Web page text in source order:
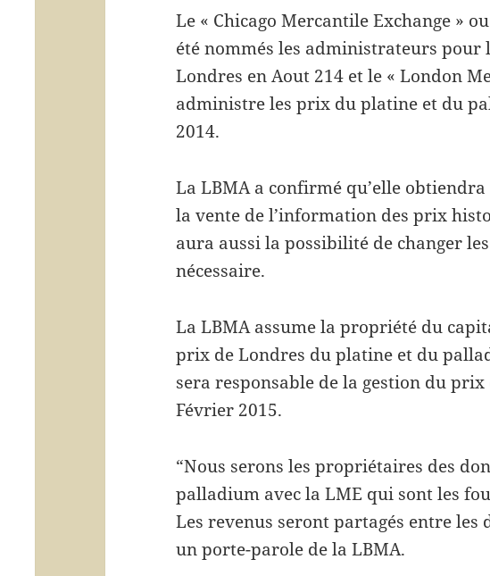
Le « Chicago Mercantile Exchange »
été nommés les administrateurs pour
Londres en Aout 214 et le « London
administre les prix du platine et du
2014.
La LBMA a confirmé qu’elle
la vente de l’information des prix
aura aussi la possibilité de changer
nécessaire.
La LBMA assume la propriété du
prix de Londres du platine et du
sera responsable de la gestion du
Février 2015.
“Nous serons les propriétaires des
palladium avec la LME qui sont les
Les revenus seront partagés entre les
un porte-parole de la LBMA.